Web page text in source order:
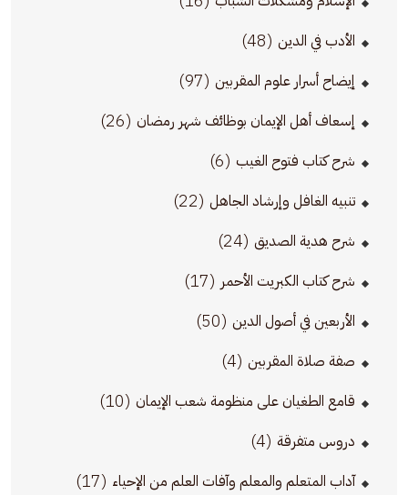
الأدب في الدين (48)
إيضاح أسرار علوم المقربين (97)
إسعاف أهل الإيمان بوظائف شهر رمضان (26)
شرح كتاب فتوح الغيب (6)
تنبيه الغافل وإرشاد الجاهل (22)
شرح هدية الصديق (24)
شرح كتاب الكبريت الأحمر (17)
الأربعين في أصول الدين (50)
صفة صلاة المقربين (4)
قامع الطغيان على منظومة شعب الإيمان (10)
دروس متفرقة (4)
آداب المتعلم والمعلم وآفات العلم من الإحياء (17)